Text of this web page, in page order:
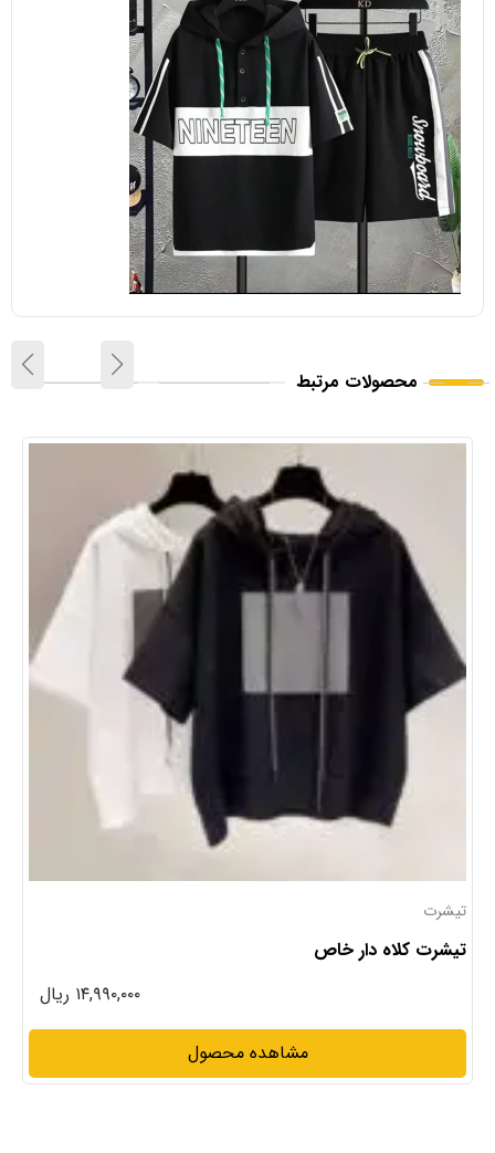
محصولات مرتبط
کلاه دار خاص
۱۴,۹۹۰,۰۰۰ ریال
مشاهده محصول